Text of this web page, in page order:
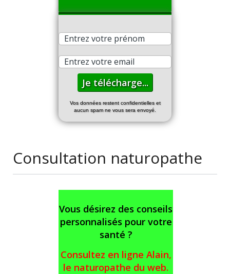
Vos données restent confidentielles et
aucun spam ne vous sera envoyé.
Consultation naturopathe
Vous désirez des conseils
personnalisés pour votre
santé ?
Consultez en ligne Alain,
le naturopathe du web.